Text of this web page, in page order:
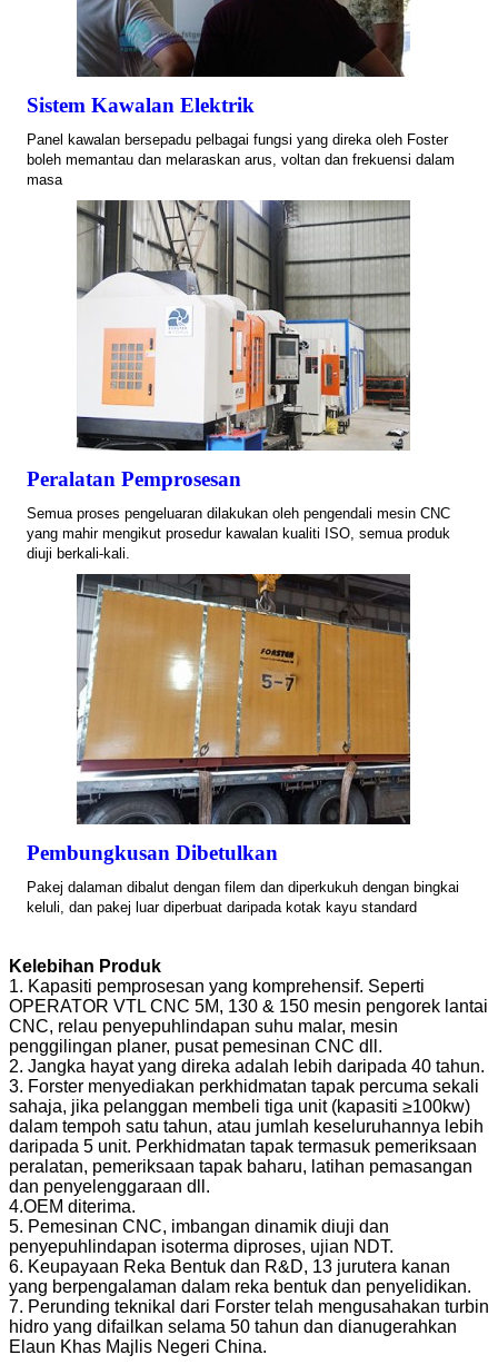
Sistem Kawalan Elektrik
Panel kawalan bersepadu pelbagai fungsi yang direka oleh Foster
boleh memantau dan melaraskan arus, voltan dan frekuensi dalam
masa
Peralatan Pemprosesan
Semua proses pengeluaran dilakukan oleh pengendali mesin CNC
yang mahir mengikut prosedur kawalan kualiti ISO, semua produk
diuji berkali-kali.
Pembungkusan Dibetulkan
Pakej dalaman dibalut dengan filem dan diperkukuh dengan bingkai
keluli, dan pakej luar diperbuat daripada kotak kayu standard
Kelebihan Produk
1. Kapasiti pemprosesan yang komprehensif. Seperti
OPERATOR VTL CNC 5M, 130 & 150 mesin pengorek lantai
CNC, relau penyepuhlindapan suhu malar, mesin
penggilingan planer, pusat pemesinan CNC dll.
2. Jangka hayat yang direka adalah lebih daripada 40 tahun.
3. Forster menyediakan perkhidmatan tapak percuma sekali
sahaja, jika pelanggan membeli tiga unit (kapasiti ≥100kw)
dalam tempoh satu tahun, atau jumlah keseluruhannya lebih
daripada 5 unit. Perkhidmatan tapak termasuk pemeriksaan
peralatan, pemeriksaan tapak baharu, latihan pemasangan
dan penyelenggaraan dll.
4.OEM diterima.
5. Pemesinan CNC, imbangan dinamik diuji dan
penyepuhlindapan isoterma diproses, ujian NDT.
6. Keupayaan Reka Bentuk dan R&D, 13 jurutera kanan
yang berpengalaman dalam reka bentuk dan penyelidikan.
7. Perunding teknikal dari Forster telah mengusahakan turbin
hidro yang difailkan selama 50 tahun dan dianugerahkan
Elaun Khas Majlis Negeri China.